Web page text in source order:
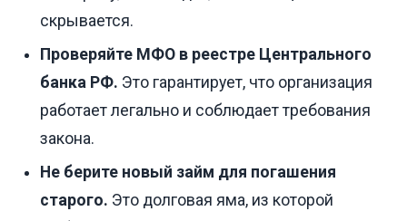
скрывается.
Проверяйте МФО в реестре Центрального
банка РФ. Это гарантирует, что организация
работает легально и соблюдает требования
закона.
Не берите новый займ для погашения
старого. Это долговая яма, из которой